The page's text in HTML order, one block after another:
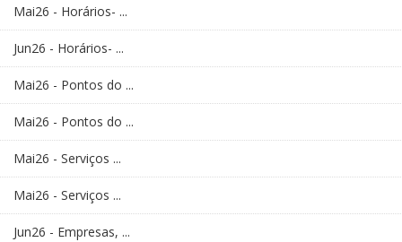
Mai26 - Horários- ...
Jun26 - Horários- ...
Mai26 - Pontos do ...
Mai26 - Pontos do ...
Mai26 - Serviços ...
Mai26 - Serviços ...
Jun26 - Empresas, ...